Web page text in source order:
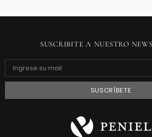
SUSCRIBITE A NUESTRO